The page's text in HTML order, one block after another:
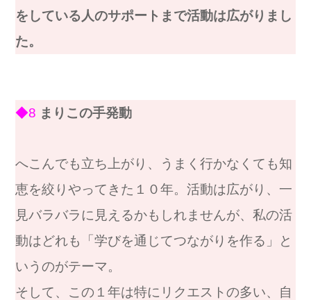
をしている人のサポートまで活動は広がりまし
た。
◆8 まりこの手発動
へこんでも立ち上がり、うまく行かなくても知
恵を絞りやってきた１０年。活動は広がり、一
見バラバラに見えるかもしれませんが、私の活
動はどれも「学びを通じてつながりを作る」と
いうのがテーマ。
そして、この１年は特にリクエストの多い、自